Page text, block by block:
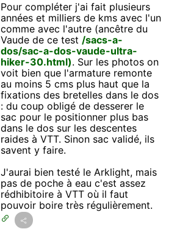
Pour compléter j'ai fait plusieurs
années et milliers de kms avec l'un
comme avec l'autre (ancêtre du
Vaude de ce test/sacs-a-
dos/sac-a-dos-vaude-ultra-
hiker-30.html). Sur les photos on
voit bien que l'armature remonte
au moins 5 cms plus haut que la
fixations des bretelles dans le dos
: du coup obligé de desserer le
sac pour le positionner plus bas
dans le dos sur les descentes
raides à VTT. Sinon sac validé, ils
savent y faire.
J'aurai bien testé le Arklight, mais
pas de poche à eau c'est assez
rédhibitoire à VTT où il faut
pouvoir boire très régulièrement.